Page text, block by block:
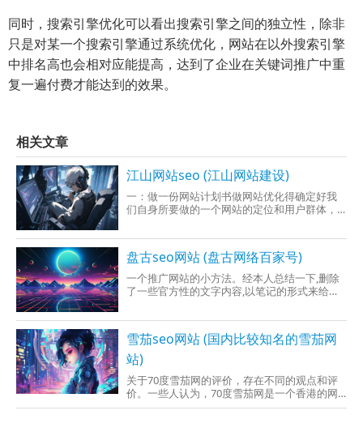
同时，搜索引擎优化可以看出搜索引擎之间的独立性，除非
只是对某一个搜索引擎通过系统优化，网站在以外搜索引擎
中排名高也会相对应能提高，达到了企业在关键词推广中重
复一遍付费才能达到的效果。
相关文章
江山网站seo (江山网站建设)
一：做一份网站计划书做网站优化得确定好我
们自身所要做的一个网站的定位和用户群体，
具体的网站的搭建和优化。然后就是分析我们
的竞争对手的网站，我们竞争对手的用户群体
啊，我们与他们之间的优势劣势所在。
盘古seo网站 (盘古网络百家号)
一个推广网站的小方法。经本人总结一下,删除
了一些官方性的文字内容,以笔记的形式来给大
分析什么是网站seo技术,通过seo工具和seo教
程学习seo优化技巧1搜索引擎推广:Google、
Yahoo
雪茄seo网站 (国内比较知名的雪茄网
站)
关于70度雪茄网的评价，存在不同的观点和评
价。一些人认为，70度雪茄网是一个香港的网
站，专门销售古巴雪茄。然而，一些人认为，